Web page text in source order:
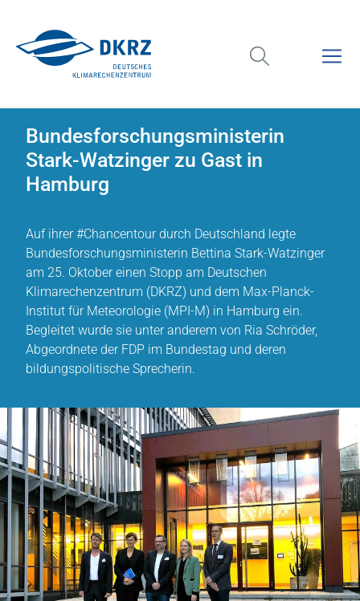
Bundesforschungsministerin
Stark-Watzinger zu Gast in
Hamburg
Auf ihrer #Chancentour durch Deutschland legte
Bundesforschungsministerin Bettina Stark-Watzinger
am 25. Oktober einen Stopp am Deutschen
Klimarechenzentrum (DKRZ) und dem Max-Planck-
Institut für Meteorologie (MPI-M) in Hamburg ein.
Begleitet wurde sie unter anderem von Ria Schröder,
Abgeordnete der FDP im Bundestag und deren
bildungspolitische Sprecherin.